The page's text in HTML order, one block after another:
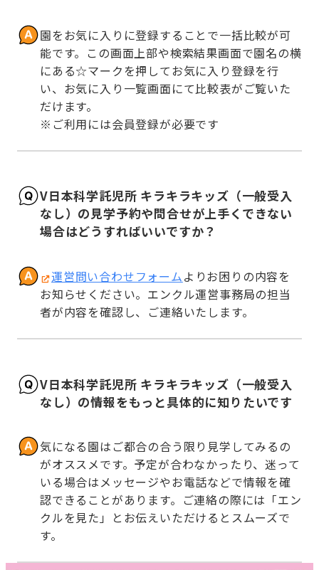
園をお気に入りに登録することで一括比較が可
能です。この画面上部や検索結果画面で園名の横
にある☆マークを押してお気に入り登録を行
い、お気に入り一覧画面にて比較表がご覧いた
だけます。
※ご利用には会員登録が必要です
V日本科学託児所 キラキラキッズ（一般受入
なし）の見学予約や問合せが上手くできない
場合はどうすればいいですか？
運営問い合わせフォームよりお困りの内容を
お知らせください。エンクル運営事務局の担当
者が内容を確認し、ご連絡いたします。
V日本科学託児所 キラキラキッズ（一般受入
なし）の情報をもっと具体的に知りたいです
気になる園はご都合の合う限り見学してみるの
がオススメです。予定が合わなかったり、迷って
いる場合はメッセージやお電話などで情報を確
認できることがあります。ご連絡の際には「エン
クルを見た」とお伝えいただけるとスムーズで
す。